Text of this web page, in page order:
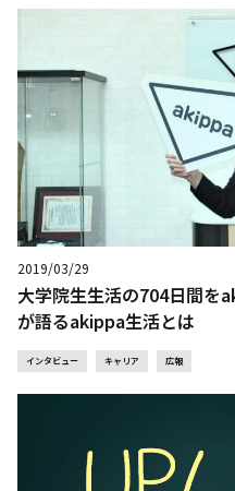
2019/03/29
大学院生生活の704日間を
が語るakippa生活とは
インタビュー キャリア 広報